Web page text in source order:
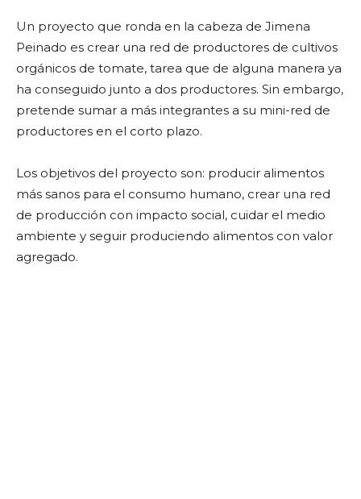
Un proyecto que ronda en la cabeza de Jimena
Peinado es crear una red de productores de cultivos
orgánicos de tomate, tarea que de alguna manera ya
ha conseguido junto a dos productores. Sin embargo,
pretende sumar a más integrantes a su mini-red de
productores en el corto plazo.
Los objetivos del proyecto son: producir alimentos
más sanos para el consumo humano, crear una red
de producción con impacto social, cuidar el medio
ambiente y seguir produciendo alimentos con valor
agregado.